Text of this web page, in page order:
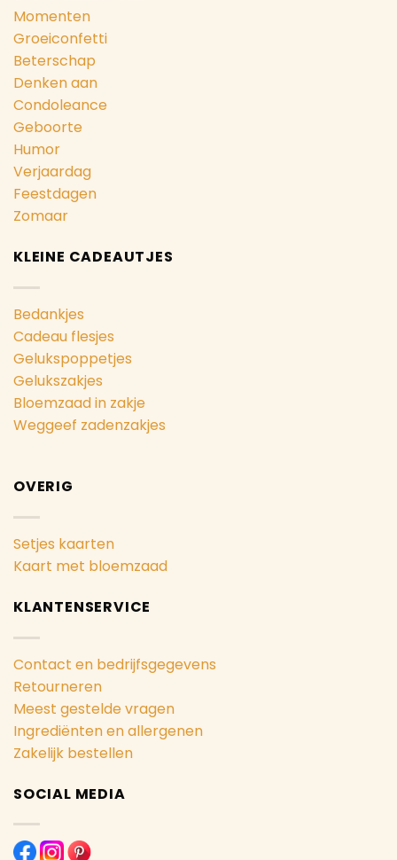
Momenten
Groeiconfetti
Beterschap
Denken aan
Condoleance
Geboorte
Humor
Verjaardag
Feestdagen
Zomaar
KLEINE CADEAUTJES
Bedankjes
Cadeau flesjes
Gelukspoppetjes
Gelukszakjes
Bloemzaad in zakje
Weggeef zadenzakjes
OVERIG
Setjes kaarten
Kaart met bloemzaad
KLANTENSERVICE
Contact en bedrijfsgegevens
Retourneren
Meest gestelde vragen
Ingrediënten en allergenen
Zakelijk bestellen
SOCIAL MEDIA